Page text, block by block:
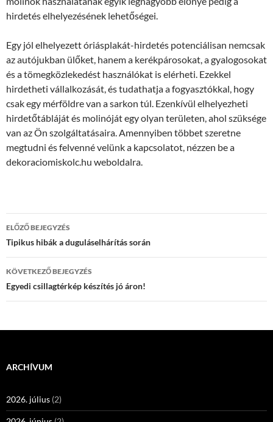
hirdetés elhelyezésének lehetőségei.
Egy jól elhelyezett óriásplakát-hirdetés potenciálisan nemcsak
az autójukban ülőket, hanem a kerékpárosokat, a gyalogosokat
és a tömegközlekedést használókat is elérheti. Ezekkel
hirdetheti vállalkozását, és tudathatja a fogyasztókkal, hogy
csak egy mérföldre van a sarkon túl. Ezenkívül elhelyezheti
hirdetőtábláját és molinóját egy olyan területen, ahol szüksége
van az Ön szolgáltatásaira. Amennyiben többet szeretne
megtudni és felvenné velünk a kapcsolatot, nézzen be a
dekoraciomiskolc.hu weboldalra.
Bejegyzések
navigációja
ELŐZŐ BEJEGYZÉS
Tipikus hibák a duguláselhárítás során
KÖVETKEZŐ BEJEGYZÉS
Egyedi csillagtérkép készítés jó áron!
ARCHÍVUM
2026. július (2)